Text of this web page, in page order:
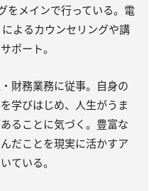
をメインで行っている。電
よるカウンセリングや講
ポート。
財務業務に従事。自身の
学びはじめ、人生がうま
ることに気づく。豊富な
だことを現実に活かすア
ている。